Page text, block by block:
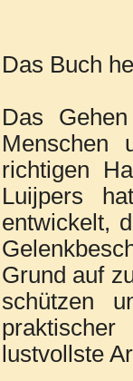
Das Buch
Das
Menschen
richtigen
Luijpers
entwickelt,
Grund auf
schützen
lustvollste